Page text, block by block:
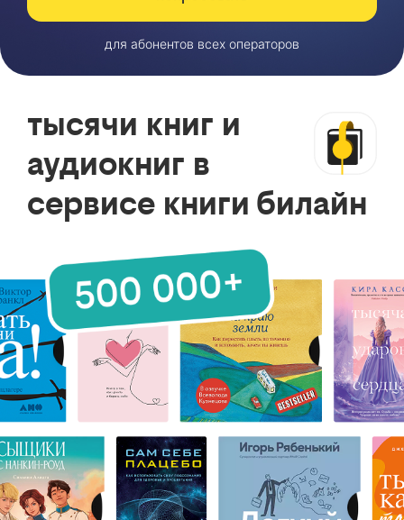
для абонентов всех операторов
тысячи книг и
аудиокниг в
сервисе книги билайн